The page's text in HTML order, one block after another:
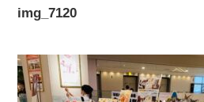
img_7120